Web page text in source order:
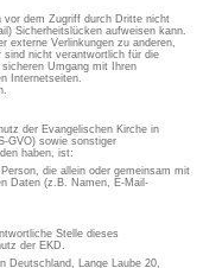
vor dem Zugriff durch Dritte nicht
Sicherheitslücken aufweisen kann.
externe Verlinkungen zu anderen,
sind nicht verantwortlich für die
Umgang mit Ihren
Internetseiten.
der Evangelischen Kirche in
GVO) sowie sonstiger
haben, ist:
die allein oder gemeinsam mit
Daten (z.B. Namen, E-Mail-
Stelle dieses
der EKD.
Deutschland, Lange Laube 20,